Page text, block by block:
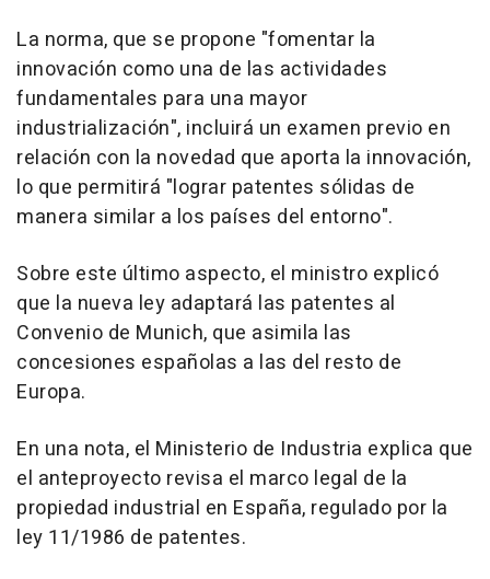
La norma, que se propone "fomentar la
innovación como una de las actividades
fundamentales para una mayor
industrialización", incluirá un examen previo en
relación con la novedad que aporta la innovación,
lo que permitirá "lograr patentes sólidas de
manera similar a los países del entorno".
Sobre este último aspecto, el ministro explicó
que la nueva ley adaptará las patentes al
Convenio de Munich, que asimila las
concesiones españolas a las del resto de
Europa.
En una nota, el Ministerio de Industria explica que
el anteproyecto revisa el marco legal de la
propiedad industrial en España, regulado por la
ley 11/1986 de patentes.